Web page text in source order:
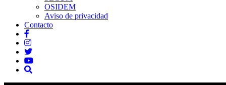
OSIDEM
Aviso de privacidad
Contacto